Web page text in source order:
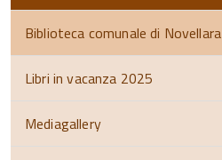
Biblioteca comunale di Novellara
Libri in vacanza 2025
Mediagallery